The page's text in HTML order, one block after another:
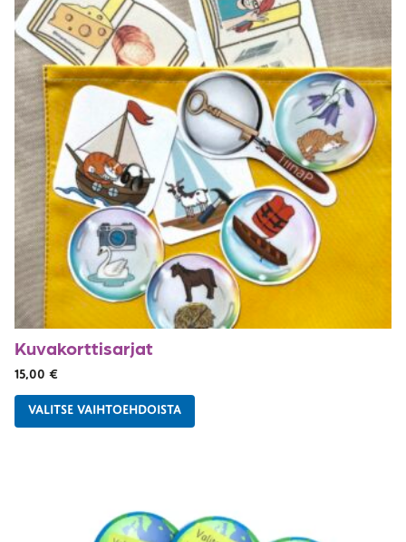
Kuvakorttisarjat
15,00 €
VALITSE VAIHTOEHDOISTA